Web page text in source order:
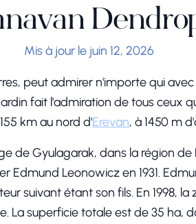
Mis à jour le juin 12, 2026
peut admirer n'importe qui
fait l'admiration de tous ceux
km au nord d'Erevan, à 1450 m
de Gyulagarak, dans la région
Edmund Leonowicz en 1931.
suivant étant son fils. En 1998,
superficie totale est de 35 ha,